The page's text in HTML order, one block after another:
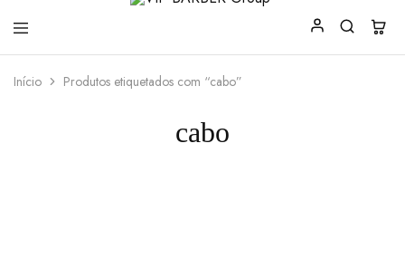
BARBER
para
Início Produtos etiquetados com “cabo”
cabo